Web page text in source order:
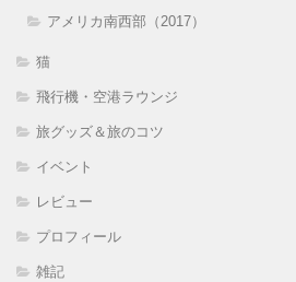
アメリカ南西部（2017）
猫
飛行機・空港ラウンジ
旅グッズ＆旅のコツ
イベント
レビュー
プロフィール
雑記